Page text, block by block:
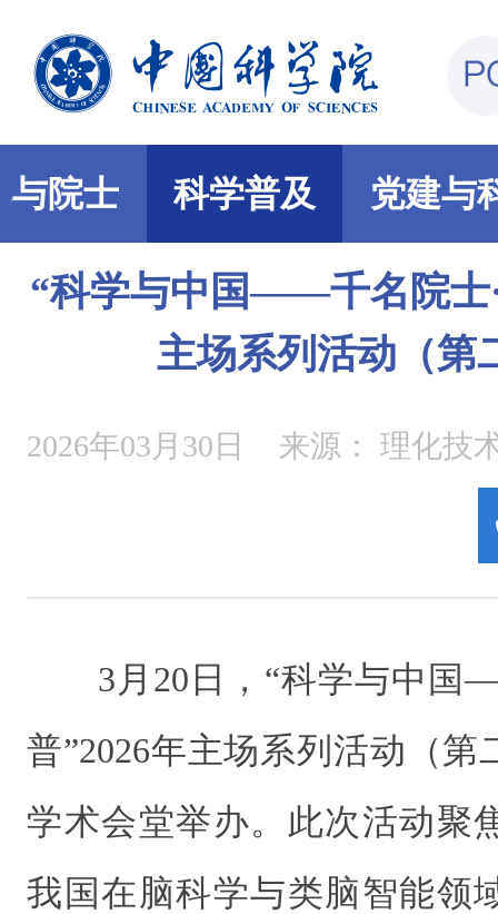
与院士 科学普及 党建与
“科学与中国——千名院士
主场系列活动（第
2026年03月30日 来源： 理化技
3月20日，“科学与中国
普”2026年主场系列活动（
学术会堂举办。此次活动聚
我国在脑科学与类脑智能领